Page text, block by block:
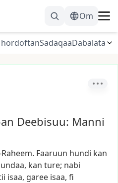
Om
hordoftanSadaqaaDabalata
Deebisuu: Manni
Faaruun hundi kan
kan ture; nabi
isaa, garee isaa, fi